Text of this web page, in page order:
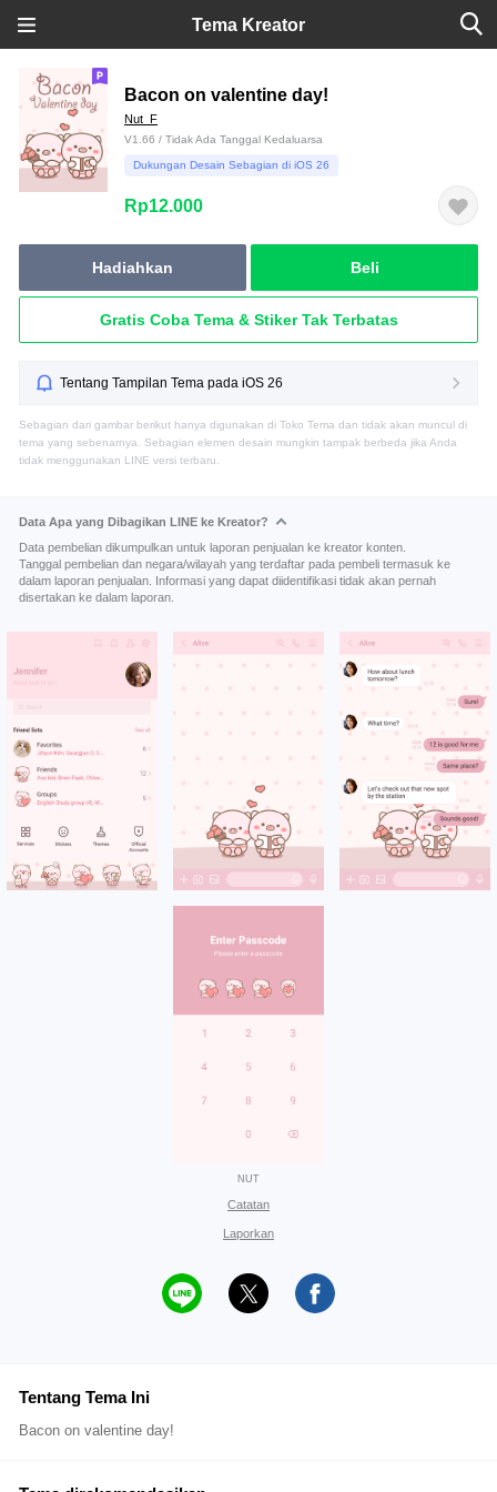
Tema Kreator
Bacon on valentine day!
Nut_F
V1.66 / Tidak Ada Tanggal Kedaluarsa
Dukungan Desain Sebagian di iOS 26
Rp12.000
Hadiahkan Beli
Gratis Coba Tema & Stiker Tak Terbatas
Tentang Tampilan Tema pada iOS 26
Sebagian dari gambar berikut hanya digunakan di Toko Tema dan tidak akan muncul di
tema yang sebenarnya. Sebagian elemen desain mungkin tampak berbeda jika Anda
tidak menggunakan LINE versi terbaru.
Data Apa yang Dibagikan LINE ke Kreator?
Data pembelian dikumpulkan untuk laporan penjualan ke kreator konten.
Tanggal pembelian dan negara/wilayah yang terdaftar pada pembeli termasuk ke
dalam laporan penjualan. Informasi yang dapat diidentifikasi tidak akan pernah
disertakan ke dalam laporan.
NUT
Catatan
Laporkan
Tentang Tema Ini
Bacon on valentine day!